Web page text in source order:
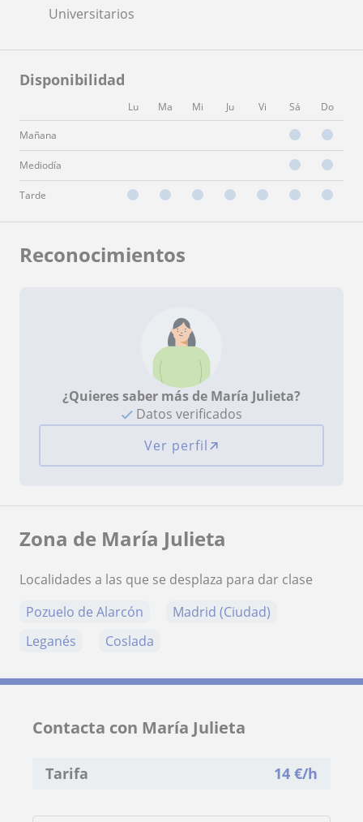
Universitarios
Disponibilidad
Lu Ma Mi Ju Vi Sá Do
Mañana
Mediodía
Tarde
Reconocimientos
¿Quieres saber más de María Julieta?
Datos verificados
Ver perfil
Zona de María Julieta
Localidades a las que se desplaza para dar clase
Pozuelo de Alarcón
Madrid (Ciudad)
Leganés
Coslada
Contacta con María Julieta
Tarifa 14 €/h